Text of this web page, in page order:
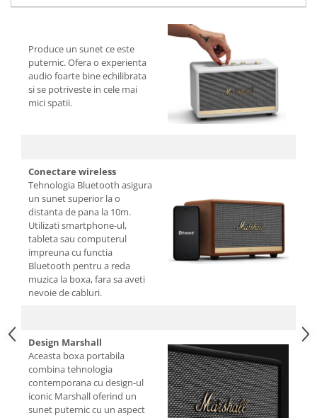
Produce un sunet ce este
puternic. Ofera o experienta
audio foarte bine echilibrata
si se potriveste in cele mai
mici spatii.
Conectare wireless
Tehnologia Bluetooth asigura
un sunet superior la o
distanta de pana la 10m.
Utilizati smartphone-ul,
tableta sau computerul
impreuna cu functia
Bluetooth pentru a reda
muzica la boxa, fara sa aveti
nevoie de cabluri.
Design Marshall
Aceasta boxa portabila
combina tehnologia
contemporana cu design-ul
iconic Marshall oferind un
sunet puternic cu un aspect